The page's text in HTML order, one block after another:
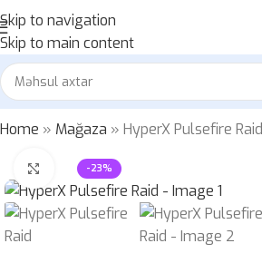
Skip to navigation
Skip to main content
Home » Mağaza » HyperX Pulsefire Raid
-23%
Böyütmək üçün klikləyin